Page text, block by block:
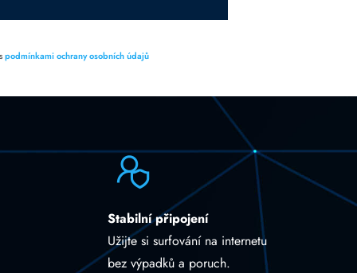
podmínkami ochrany osobních údajů
Stabilní připojení
Užijte si surfování na internetu
bez výpadků a poruch.